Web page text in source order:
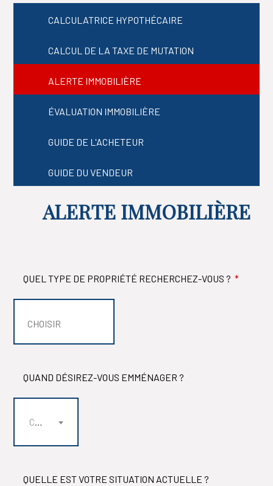
CALCULATRICE HYPOTHÉCAIRE
CALCUL DE LA TAXE DE MUTATION
ALERTE IMMOBILIÈRE
ÉVALUATION IMMOBILIÈRE
GUIDE DE L'ACHETEUR
GUIDE DU VENDEUR
ALERTE IMMOBILIÈRE
QUEL TYPE DE PROPRIÉTÉ RECHERCHEZ-VOUS ?*
QUAND DÉSIREZ-VOUS EMMÉNAGER ?
Choisir
QUELLE EST VOTRE SITUATION ACTUELLE ?